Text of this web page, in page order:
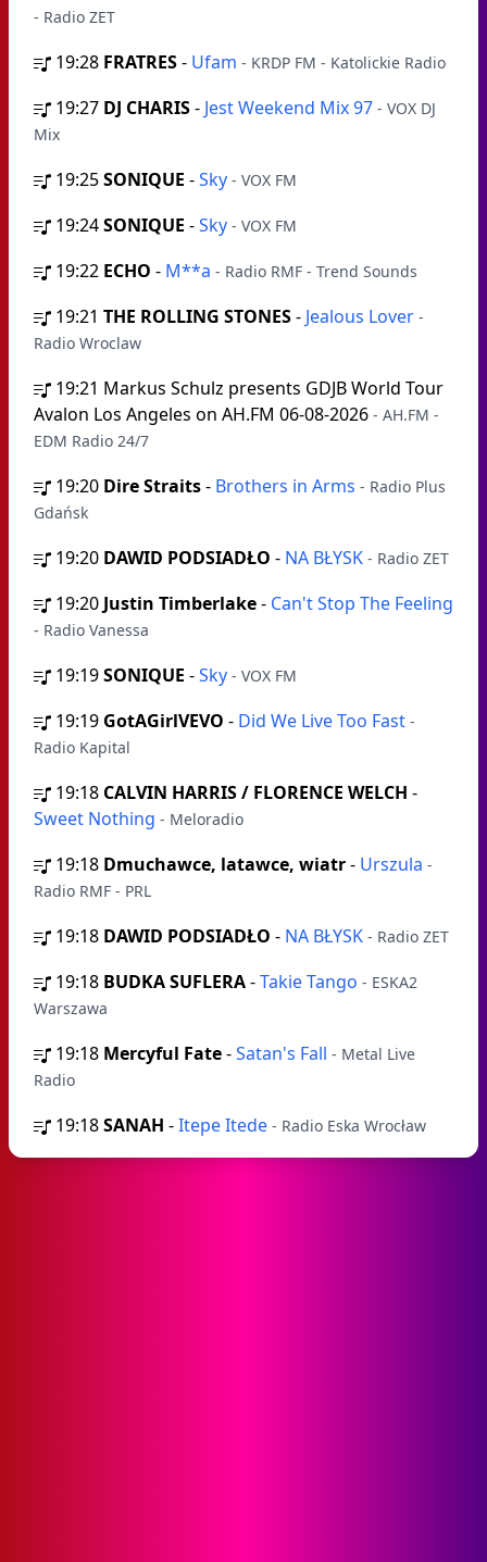
- Radio ZET
19:28 FRATRES- Ufam - KRDP FM - Katolickie Radio
19:27 DJ CHARIS- Jest Weekend Mix 97 - VOX DJ
Mix
19:25SONIQUE -Sky - VOX FM
19:24SONIQUE -Sky - VOX FM
19:22 ECHO - M**a - Radio RMF - Trend Sounds
19:21 THE ROLLING STONES- Jealous Lover -
Radio Wroclaw
19:21 Markus Schulz presents GDJB World Tour
Avalon Los Angeles on AH.FM 06-08-2026 - AH.FM -
EDM Radio 24/7
19:20 Dire Straits- Brothers in Arms - Radio Plus
Gdańsk
19:20 DAWID PODSIADŁO - NA BŁYSK - Radio ZET
19:20 Justin Timberlake- Can't Stop The Feeling
- Radio Vanessa
19:19SONIQUE -Sky - VOX FM
19:19 GotAGirlVEVO - Did We Live Too Fast -
Radio Kapital
19:18 CALVIN HARRIS / FLORENCE WELCH -
Sweet Nothing - Meloradio
19:18 Dmuchawce, latawce, wiatr- Urszula -
Radio RMF - PRL
19:18 DAWID PODSIADŁO - NA BŁYSK - Radio ZET
19:18 BUDKA SUFLERA-Takie Tango - ESKA2
Warszawa
19:18 Mercyful Fate-Satan's Fall - Metal Live
Radio
19:18SANAH -Itepe Itede - Radio Eska Wrocław